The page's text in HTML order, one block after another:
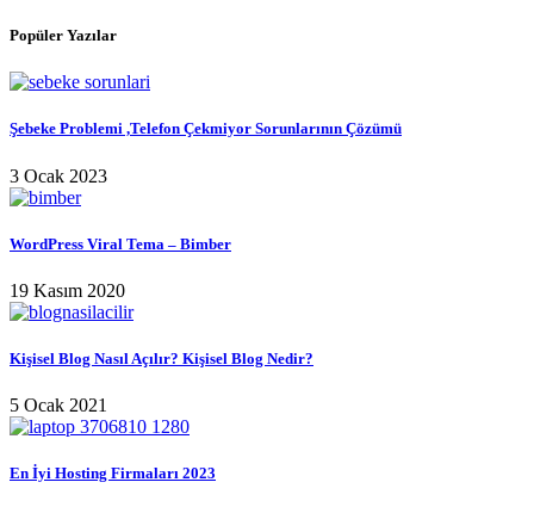
Popüler Yazılar
Şebeke Problemi ,Telefon Çekmiyor Sorunlarının Çözümü
3 Ocak 2023
WordPress Viral Tema – Bimber
19 Kasım 2020
Kişisel Blog Nasıl Açılır? Kişisel Blog Nedir?
5 Ocak 2021
En İyi Hosting Firmaları 2023